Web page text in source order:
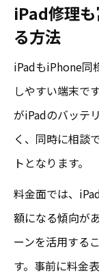
iPad修理
る方法
iPadもiPhone同
しやすい端末で
がiPadのバッテ
く、同時に相談
トとなります。
料金面では、
額になる傾向が
ーンを活用する
す。事前に料金